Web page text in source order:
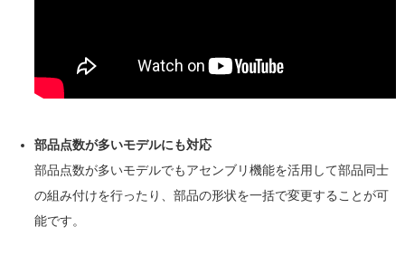
部品点数が多いモデルにも対応
部品点数が多いモデルでもアセンブリ機能を活用して部品同士
の組み付けを行ったり、部品の形状を一括で変更することが可
能です。